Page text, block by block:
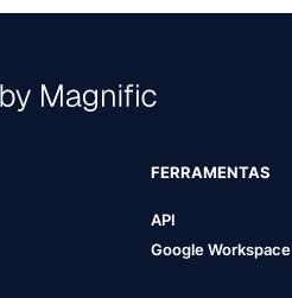
FERRAMENTAS
API
Google Workspace